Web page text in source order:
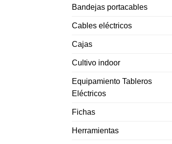
Bandejas portacables
Cables eléctricos
Cajas
Cultivo indoor
Equipamiento Tableros
Eléctricos
Fichas
Herramientas